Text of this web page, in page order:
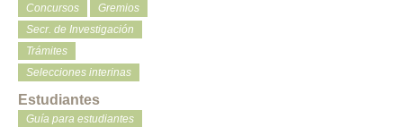
Concursos
Gremios
Secr. de Investigación
Trámites
Selecciones interinas
Estudiantes
Guía para estudiantes